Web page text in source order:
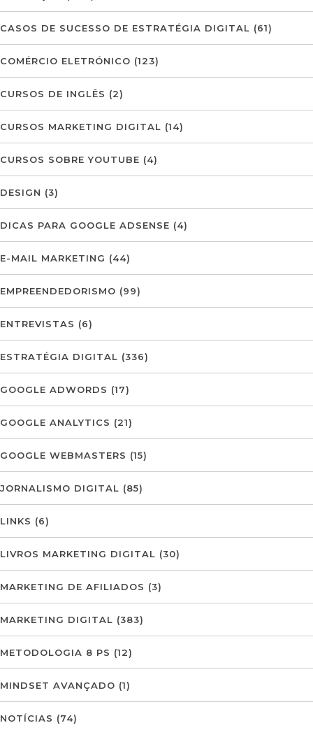
CASOS DE SUCESSO DE ESTRATÉGIA DIGITAL (61)
COMÉRCIO ELETRÓNICO (123)
CURSOS DE INGLÊS (2)
CURSOS MARKETING DIGITAL (14)
CURSOS SOBRE YOUTUBE (4)
DESIGN (3)
DICAS PARA GOOGLE ADSENSE (4)
E-MAIL MARKETING (44)
EMPREENDEDORISMO (99)
ENTREVISTAS (6)
ESTRATÉGIA DIGITAL (336)
GOOGLE ADWORDS (17)
GOOGLE ANALYTICS (21)
GOOGLE WEBMASTERS (15)
JORNALISMO DIGITAL (85)
LINKS (6)
LIVROS MARKETING DIGITAL (30)
MARKETING DE AFILIADOS (3)
MARKETING DIGITAL (383)
METODOLOGIA 8 PS (12)
MINDSET AVANÇADO (1)
NOTÍCIAS (74)